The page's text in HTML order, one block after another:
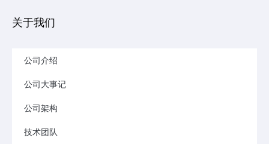
关于我们
公司介绍
公司大事记
公司架构
技术团队